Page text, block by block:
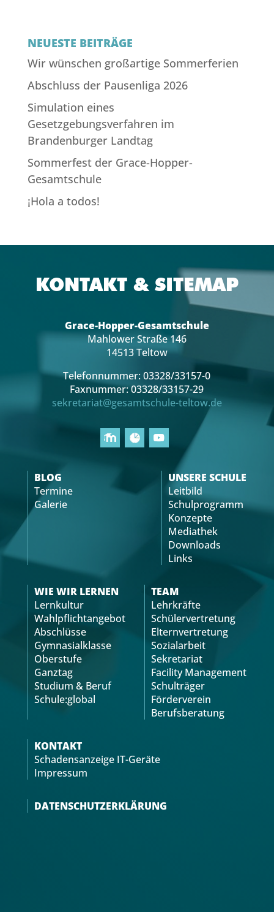
NEUESTE BEITRÄGE
Wir wünschen großartige Sommerferien
Abschluss der Pausenliga 2026
Simulation eines
Gesetzgebungsverfahren im
Brandenburger Landtag
Sommerfest der Grace-Hopper-
Gesamtschule
¡Hola a todos!
KONTAKT & SITEMAP
Grace-Hopper-Gesamtschule
Mahlower Straße 146
14513 Teltow
Telefonnummer: 03328/33157-0
Faxnummer: 03328/33157-29
sekretariat@gesamtschule-teltow.de
BLOG
Termine
Galerie
UNSERE SCHULE
Leitbild
Schulprogramm
Konzepte
Mediathek
Downloads
Links
WIE WIR LERNEN
Lernkultur
Wahlpflichtangebot
Abschlüsse
Gymnasialklasse
Oberstufe
Ganztag
Studium & Beruf
Schule:global
TEAM
Lehrkräfte
Schülervertretung
Elternvertretung
Sozialarbeit
Sekretariat
Facility Management
Schulträger
Förderverein
Berufsberatung
KONTAKT
Schadensanzeige IT-Geräte
Impressum
DATENSCHUTZERKLÄRUNG